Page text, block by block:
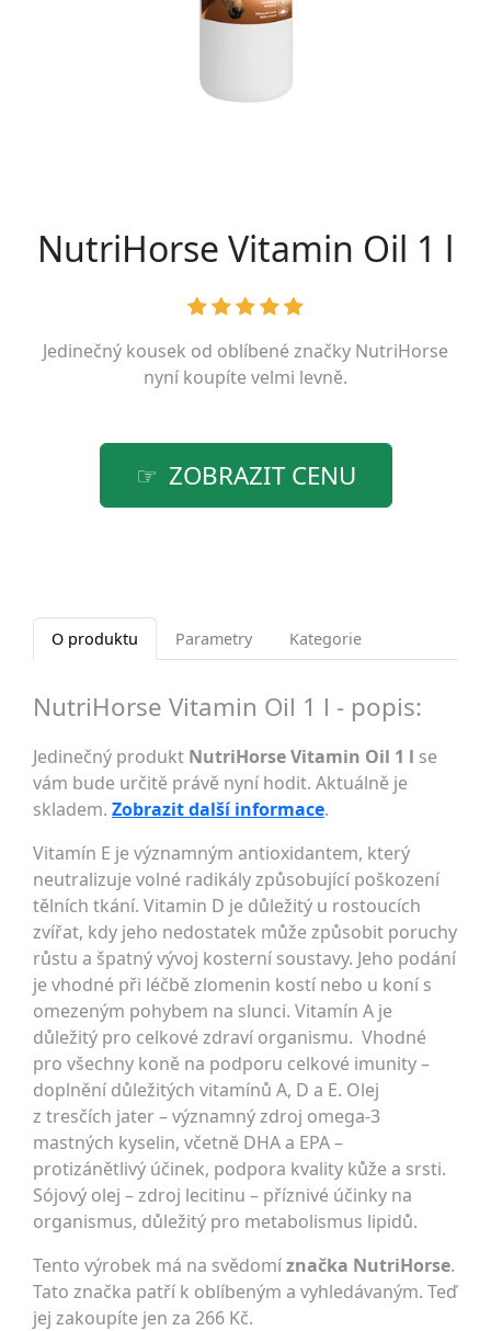
NutriHorse Vitamin Oil 1 l
Jedinečný kousek od oblíbené značky NutriHorse
nyní koupíte velmi levně.
ZOBRAZIT CENU
O produktu Parametry Kategorie
NutriHorse Vitamin Oil 1 l - popis:
Jedinečný produkt NutriHorse Vitamin Oil 1 l se
vám bude určitě právě nyní hodit. Aktuálně je
skladem. Zobrazit další informace.
Vitamín E je významným antioxidantem, který
neutralizuje volné radikály způsobující poškození
tělních tkání. Vitamin D je důležitý u rostoucích
zvířat, kdy jeho nedostatek může způsobit poruchy
růstu a špatný vývoj kosterní soustavy. Jeho podání
je vhodné při léčbě zlomenin kostí nebo u koní s
omezeným pohybem na slunci. Vitamín A je
důležitý pro celkové zdraví organismu. Vhodné
pro všechny koně na podporu celkové imunity –
doplnění důležitých vitamínů A, D a E. Olej
z tresčích jater – významný zdroj omega-3
mastných kyselin, včetně DHA a EPA –
protizánětlivý účinek, podpora kvality kůže a srsti.
Sójový olej – zdroj lecitinu – příznivé účinky na
organismus, důležitý pro metabolismus lipidů.
Tento výrobek má na svědomíznačka NutriHorse.
Tato značka patří k oblíbeným a vyhledávaným. Teď
jej zakoupíte jen za 266 Kč.